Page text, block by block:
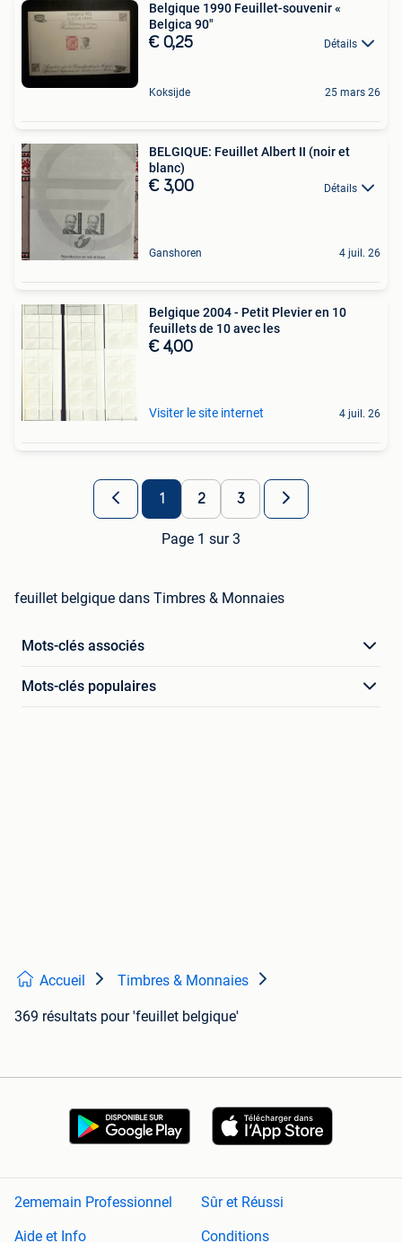
Belgique 1990 Feuillet-souvenir «
Belgica 90"
€ 0,25 Détails
Koksijde 25 mars 26
BELGIQUE: Feuillet Albert II (noir et
blanc)
€ 3,00 Détails
Ganshoren 4 juil. 26
Belgique 2004 - Petit Plevier en 10
feuillets de 10 avec les
€ 4,00
Visiter le site internet 4 juil. 26
1 2 3
Page 1 sur 3
feuillet belgique dans Timbres & Monnaies
Mots-clés associés
Mots-clés populaires
Accueil Timbres & Monnaies
369 résultats pour 'feuillet belgique'
2ememain Professionnel
Sûr et Réussi
Aide et Info
Conditions